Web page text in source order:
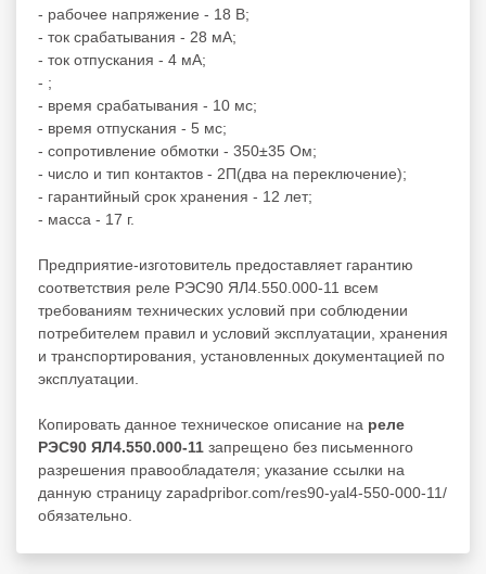
- рабочее напряжение - 18 В;
- ток срабатывания - 28 мА;
- ток отпускания - 4 мА;
- ;
- время срабатывания - 10 мс;
- время отпускания - 5 мс;
- сопротивление обмотки - 350±35 Ом;
- число и тип контактов - 2П(два на переключение);
- гарантийный срок хранения - 12 лет;
- масса - 17 г.
Предприятие-изготовитель предоставляет гарантию
соответствия реле РЭС90 ЯЛ4.550.000-11 всем
требованиям технических условий при соблюдении
потребителем правил и условий эксплуатации, хранения
и транспортирования, установленных документацией по
эксплуатации.
Копировать данное техническое описание на реле
РЭС90 ЯЛ4.550.000-11 запрещено без письменного
разрешения правообладателя; указание ссылки на
данную страницу zapadpribor.com/res90-yal4-550-000-11/
обязательно.